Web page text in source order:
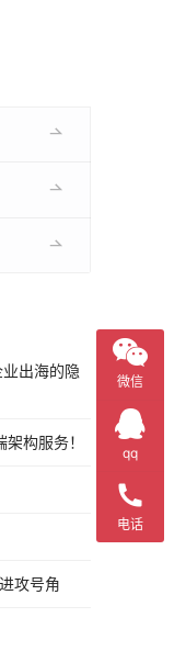
出海的隐
构服务！
攻号角
微信
qq
电话